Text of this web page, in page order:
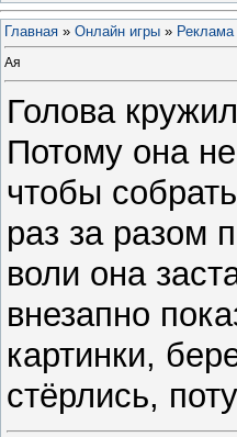
Главная » Онлайн игры »
Ая
Голова
Потому она
чтобы
раз за разом
воли она
внезапно
картинки,
стёрлись,